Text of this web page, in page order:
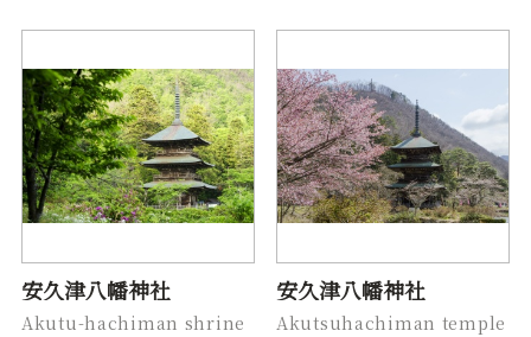
安久津八幡神社
Akutu-hachiman shrine
安久津八幡神社
Akutsuhachiman temple